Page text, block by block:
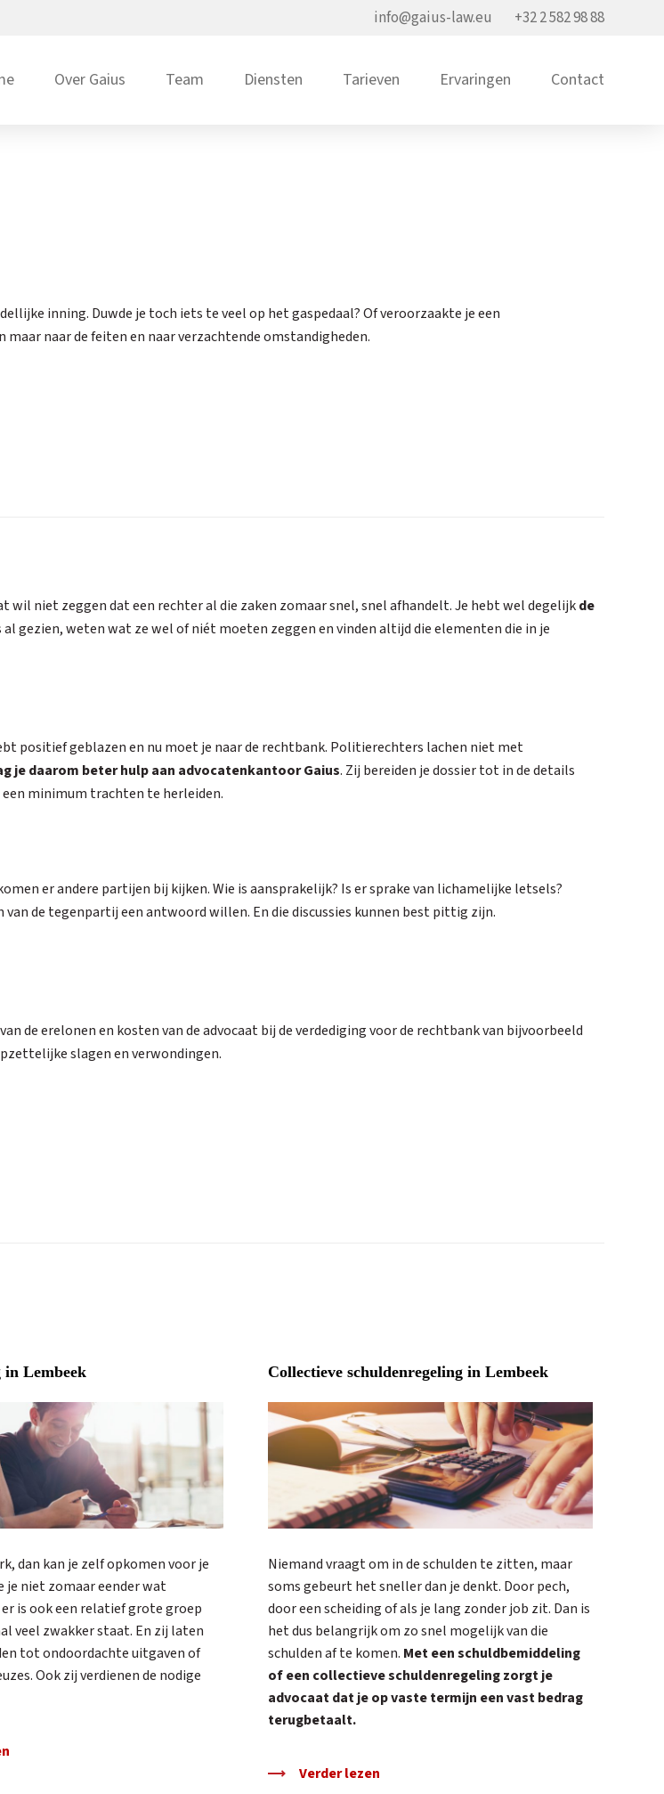
+32 2 582 98 88
info@gaius-law.eu
Over Gaius Team Diensten Tarieven Ervaringen Contact
inning. Duwde je toch iets te veel op het gaspedaal? Of veroorzaakte je een
naar de feiten en naar verzachtende omstandigheden.
wil niet zeggen dat een rechter al die zaken zomaar snel, snel afhandelt. Je hebt wel degelijkde
gezien, weten wat ze wel of niét moeten zeggen en vinden altijd die elementen die in je
positief geblazen en nu moet je naar de rechtbank. Politierechters lachen niet met
je daarom beter hulp aan advocatenkantoor Gaius. Zij bereiden je dossier tot in de details
minimum trachten te herleiden.
er andere partijen bij kijken. Wie is aansprakelijk? Is er sprake van lichamelijke letsels?
de tegenpartij een antwoord willen. En die discussies kunnen best pittig zijn.
de erelonen en kosten van de advocaat bij de verdediging voor de rechtbank van bijvoorbeeld
slagen en verwondingen.
in Lembeek
dan kan je zelf opkomen voor je
je niet zomaar eender wat
is ook een relatief grote groep
veel zwakker staat. En zij laten
tot ondoordachte uitgaven of
Ook zij verdienen de nodige
Collectieve schuldenregeling in Lembeek
Niemand vraagt om in de schulden te zitten, maar
soms gebeurt het sneller dan je denkt. Door pech,
door een scheiding of als je lang zonder job zit. Dan is
het dus belangrijk om zo snel mogelijk van die
schulden af te komen. Met een schuldbemiddeling
of een collectieve schuldenregeling zorgt je
advocaat dat je op vaste termijn een vast bedrag
terugbetaalt.
Verder lezen